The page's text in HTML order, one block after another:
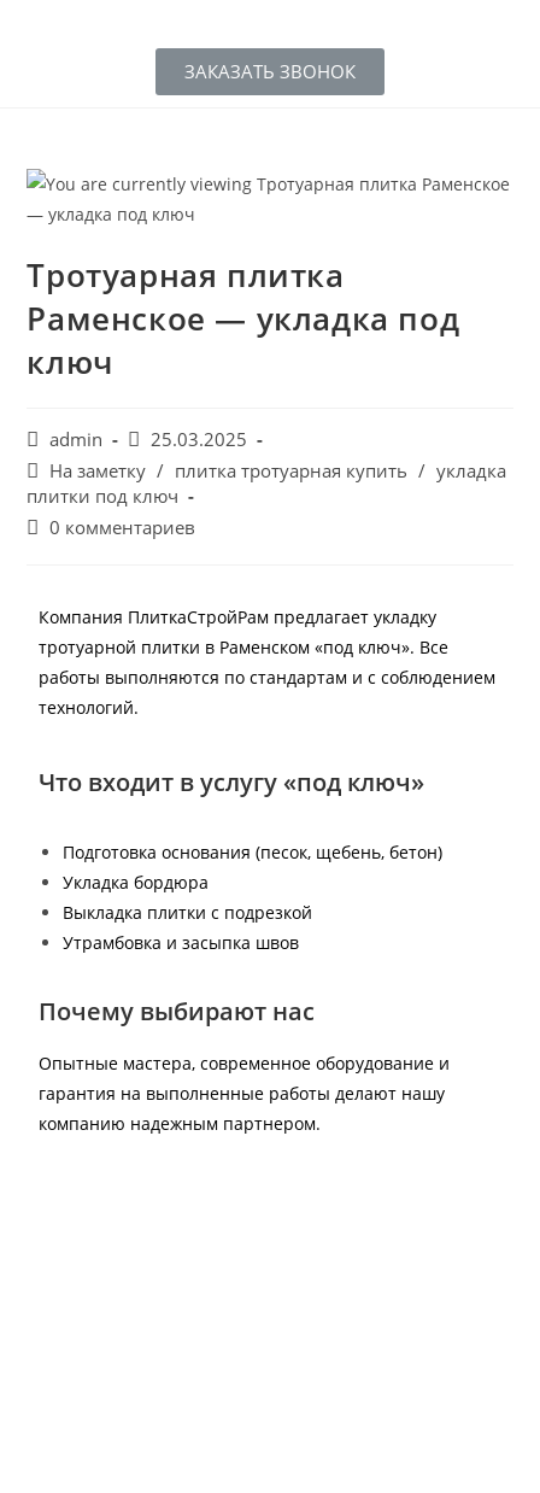
ЗАКАЗАТЬ ЗВОНОК
Тротуарная плитка
Раменское — укладка под
ключ
admin
25.03.2025
На заметку / плитка тротуарная купить / укладка
плитки под ключ
0 комментариев
Компания ПлиткаСтройРам предлагает укладку
тротуарной плитки в Раменском «под ключ». Все
работы выполняются по стандартам и с соблюдением
технологий.
Что входит в услугу «под ключ»
Подготовка основания (песок, щебень, бетон)
Укладка бордюра
Выкладка плитки с подрезкой
Утрамбовка и засыпка швов
Почему выбирают нас
Опытные мастера, современное оборудование и
гарантия на выполненные работы делают нашу
компанию надежным партнером.